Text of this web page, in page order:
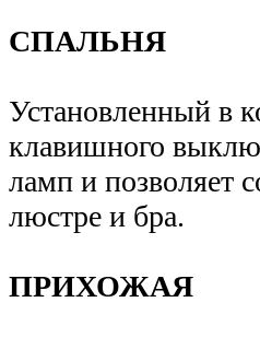
СПАЛЬНЯ
Установленный в
клавишного
ламп и позволяет
люстре и бра.
ПРИХОЖАЯ